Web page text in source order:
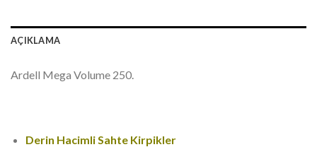
AÇIKLAMA
Ardell Mega Volume 250.
Derin Hacimli Sahte Kirpikler